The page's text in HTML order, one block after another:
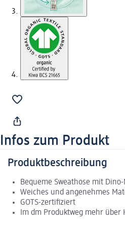
Infos zum Produkt
Produktbeschreibung
Bequeme Sweathose mit
Weiches und angenehmes
GOTS-zertifiziert
Im dm Produktweg mehr